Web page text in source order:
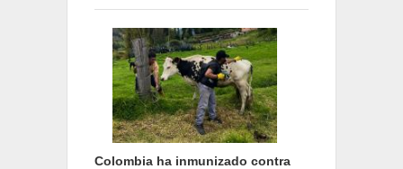
Colombia ha inmunizado contra